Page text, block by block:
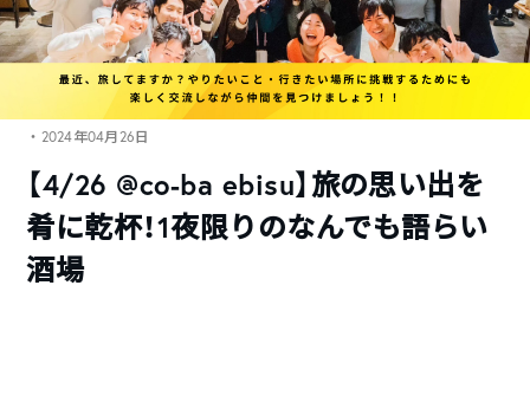
・2024年04月26日
【4/26 @co-ba ebisu】旅の思い出を
肴に乾杯！1夜限りのなんでも語らい
酒場